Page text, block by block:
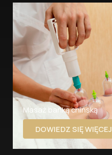
Masaż bańką chińską​
DOWIEDZ SIĘ WIĘCEJ